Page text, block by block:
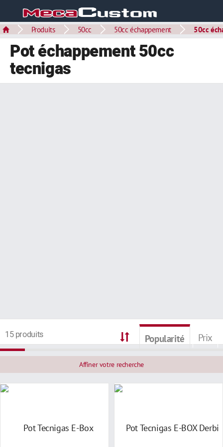
Produits 50cc 50cc échappement 50cc
Pot échappement 50cc
tecnigas
15 produits Popularité Prix
Affiner votre recherche